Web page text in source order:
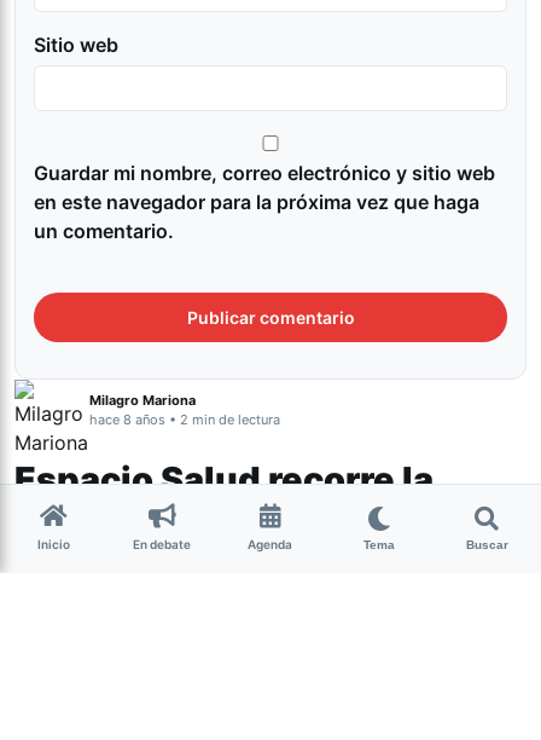
Sitio web
Guardar mi nombre, correo electrónico y sitio web
en este navegador para la próxima vez que haga
un comentario.
Milagro Mariona
hace 8 años • 2 min de lectura
Espacio Salud recorre la
provincia con hábitos
saludables
Inicio En debate Agenda Tema Buscar